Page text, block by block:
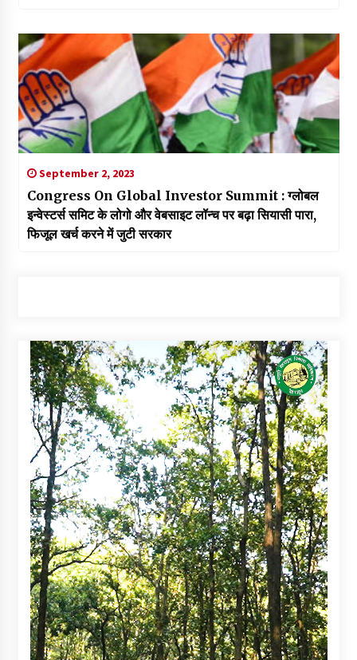
September 2, 2023
Congress On Global Investor Summit : ग्लोबल
इन्वेस्टर्स समिट के लोगो और वेबसाइट लॉन्च पर बढ़ा सियासी पारा,
फिजूल खर्च करने में जुटी सरकार